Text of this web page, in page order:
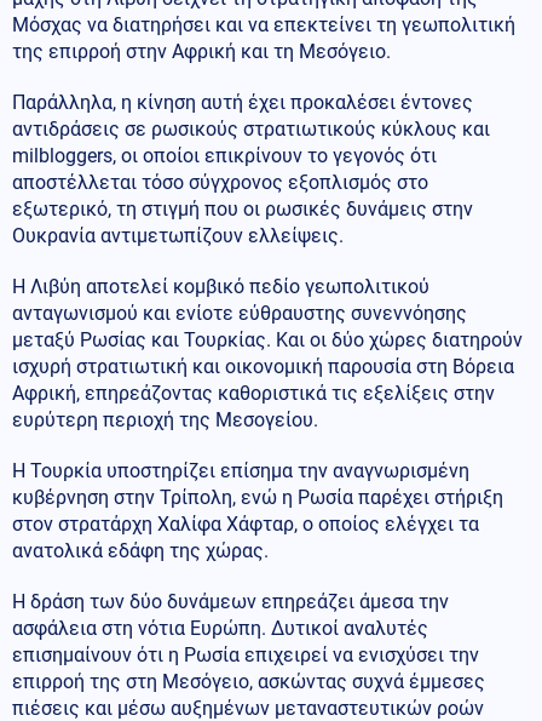
Μόσχας να διατηρήσει και να επεκτείνει τη γεωπολιτική
της επιρροή στην Αφρική και τη Μεσόγειο.
Παράλληλα, η κίνηση αυτή έχει προκαλέσει έντονες
αντιδράσεις σε ρωσικούς στρατιωτικούς κύκλους και
milbloggers, οι οποίοι επικρίνουν το γεγονός ότι
αποστέλλεται τόσο σύγχρονος εξοπλισμός στο
εξωτερικό, τη στιγμή που οι ρωσικές δυνάμεις στην
Ουκρανία αντιμετωπίζουν ελλείψεις.
Η Λιβύη αποτελεί κομβικό πεδίο γεωπολιτικού
ανταγωνισμού και ενίοτε εύθραυστης συνεννόησης
μεταξύ Ρωσίας και Τουρκίας. Και οι δύο χώρες διατηρούν
ισχυρή στρατιωτική και οικονομική παρουσία στη Βόρεια
Αφρική, επηρεάζοντας καθοριστικά τις εξελίξεις στην
ευρύτερη περιοχή της Μεσογείου.
Η Τουρκία υποστηρίζει επίσημα την αναγνωρισμένη
κυβέρνηση στην Τρίπολη, ενώ η Ρωσία παρέχει στήριξη
στον στρατάρχη Χαλίφα Χάφταρ, ο οποίος ελέγχει τα
ανατολικά εδάφη της χώρας.
Η δράση των δύο δυνάμεων επηρεάζει άμεσα την
ασφάλεια στη νότια Ευρώπη. Δυτικοί αναλυτές
επισημαίνουν ότι η Ρωσία επιχειρεί να ενισχύσει την
επιρροή της στη Μεσόγειο, ασκώντας συχνά έμμεσες
πιέσεις και μέσω αυξημένων μεταναστευτικών ροών